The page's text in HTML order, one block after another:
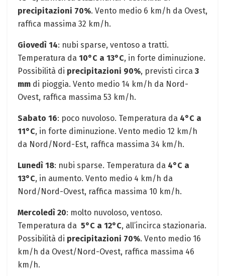
precipitazioni 70%.⁣ Vento medio ⁣6 km/h da Ovest,
raffica massima 32 ⁣km/h.
Giovedì⁣ 14: nubi sparse, ventoso a ⁣tratti.‍
Temperatura da 10°C ‌a 13°C,​ in forte‌ diminuzione.
Possibilità di precipitazioni 90%, previsti circa 3
mm di pioggia. Vento medio 14 km/h da Nord-
Ovest, raffica massima 53 km/h.
Sabato 16:​ poco nuvoloso. Temperatura da 4°C a
11°C, in forte diminuzione. Vento ⁢medio 12⁢ km/h⁤
da Nord/Nord-Est,⁤ raffica massima 34 km/h. ‍
Lunedì 18: nubi sparse. Temperatura da 4°C a
13°C, in aumento. Vento medio 4 ‌km/h da
Nord/Nord-Ovest, ⁤raffica massima 10 km/h.
Mercoledì 20: molto nuvoloso,⁢ ventoso.
Temperatura da ‌ 5°C⁤ a 12°C, ⁣all’incirca stazionaria.
Possibilità di precipitazioni 70%. Vento ​medio 16
km/h da Ovest/Nord-Ovest, raffica massima 46
km/h.